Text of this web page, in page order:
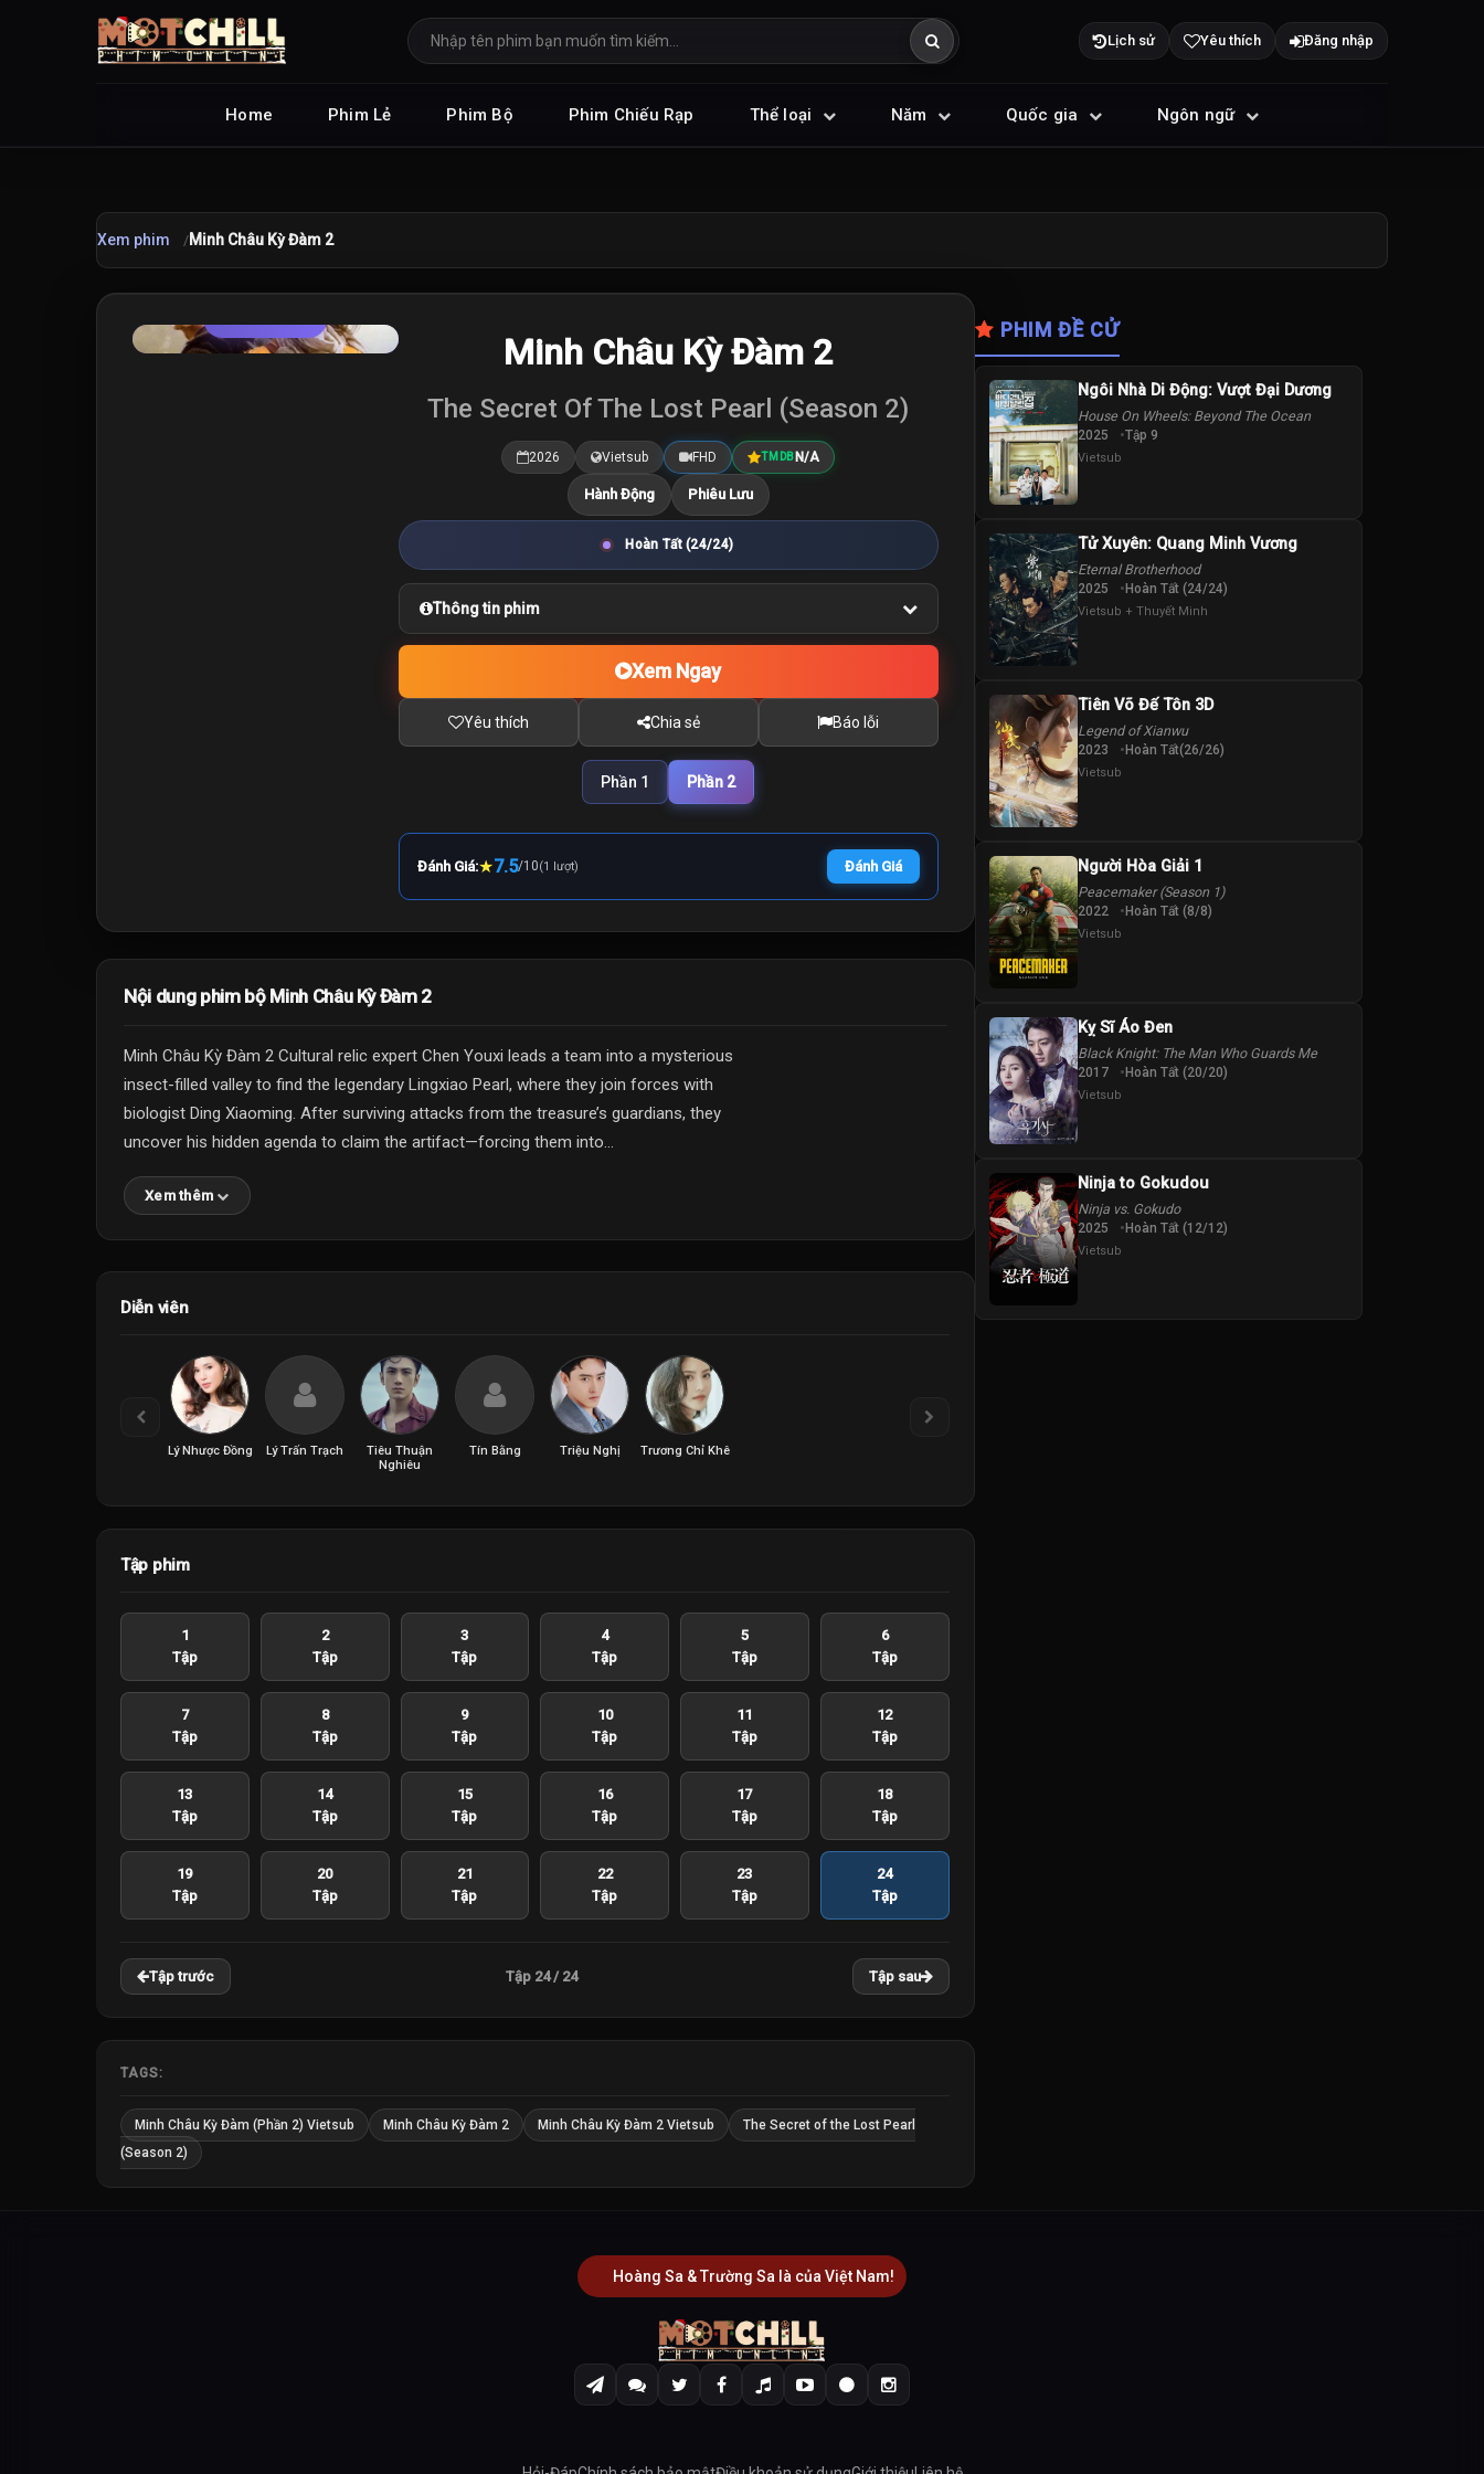
Lịch sử Yêu thích Đăng nhập
Home Phim Lẻ Phim Bộ Phim Chiếu Rạp Thể loại Năm Quốc gia Ngôn ngữ
Xem phim Minh Châu Kỳ Đàm 2
7.5 /10 Minh Châu Kỳ Đàm 2
The Secret Of The Lost Pearl (Season 2)
2026 Vietsub FHD TMDB N/A
Hành Động Phiêu Lưu
Hoàn Tất (24/24)
Thông tin phim
Xem Ngay
Yêu thích Chia sẻ Báo lỗi
Phần 1 Phần 2
Đánh Giá:★7.5/10(1 lượt) Đánh Giá
Nội dung phim bộ Minh Châu Kỳ Đàm 2
Minh Châu Kỳ Đàm 2 Cultural relic expert Chen Youxi leads a team into a mysterious
insect-filled valley to find the legendary Lingxiao Pearl, where they join forces with
biologist Ding Xiaoming. After surviving attacks from the treasure’s guardians, they
uncover his hidden agenda to claim the artifact—forcing them into...
Xem thêm
Diễn viên
Lý Nhược Đồng Lý Trấn Trạch
Tiêu Thuận
Nghiêu
Tín Bằng Triệu Nghị Trương Chỉ Khê
Tập phim
1
Tập
2
Tập
3
Tập
4
Tập
5
Tập
6
Tập
7
Tập
8
Tập
9
Tập
10
Tập
11
Tập
12
Tập
13
Tập
14
Tập
15
Tập
16
Tập
17
Tập
18
Tập
19
Tập
20
Tập
21
Tập
22
Tập
23
Tập
24
Tập
Tập trước Tập 24 / 24 Tập sau
TAGS:
Minh Châu Kỳ Đàm (Phần 2) Vietsub Minh Châu Kỳ Đàm 2 Minh Châu Kỳ Đàm 2 Vietsub
The Secret of the Lost Pearl
(Season 2)
PHIM ĐỀ CỬ
Ngôi Nhà Di Động: Vượt Đại Dương
House On Wheels: Beyond The Ocean
2025 Tập 9
Vietsub
Tử Xuyên: Quang Minh Vương
Eternal Brotherhood
2025 Hoàn Tất (24/24)
Vietsub + Thuyết Minh
Tiên Võ Đế Tôn 3D
Legend of Xianwu
2023 Hoàn Tất(26/26)
Vietsub
Người Hòa Giải 1
Peacemaker (Season 1)
2022 Hoàn Tất (8/8)
Vietsub
Kỵ Sĩ Áo Đen
Black Knight: The Man Who Guards Me
2017 Hoàn Tất (20/20)
Vietsub
Ninja to Gokudou
Ninja vs. Gokudo
2025 Hoàn Tất (12/12)
Vietsub
Hoàng Sa & Trường Sa là của Việt Nam!